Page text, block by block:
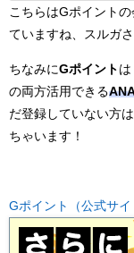
こちらはGポイント
ていますね、スルガさ
ちなみにGポイント は
の両方活用できる
だ登録していない方
ちゃいます！
Gポイント（公式サイ